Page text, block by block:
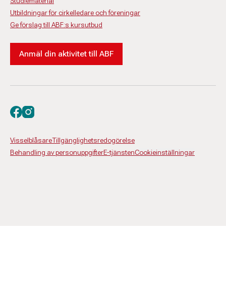
Utbildningar för cirkelledare och föreningar
Ge förslag till ABF:s kursutbud
Anmäl din aktivitet till ABF
VisselblåsareTillgänglighetsredogörelse
Behandling av personuppgifterE-tjänstenCookieinställningar
Besök oss på facebook
Besök oss på instagram